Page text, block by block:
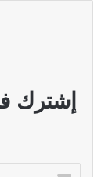
إشترك